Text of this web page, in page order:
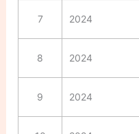
7 2024
8 2024
9 2024